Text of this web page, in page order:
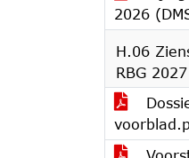
2026
H.06
RBG 2027